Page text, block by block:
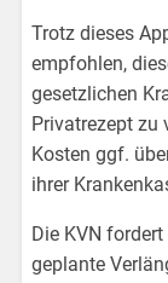
Trotz dieses
empfohlen,
gesetzlichen
Privatrezept zu
Kosten ggf.
ihrer
Die KVN
geplante